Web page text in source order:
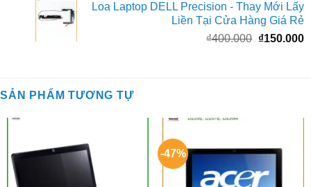
là:
Loa Laptop DELL Precision - Thay Mới Lấy
Liền Tại Cửa Hàng Giá Rẻ
₫400.000 Giá
₫150.000
SẢN PHẨM TƯƠNG TỰ
-47%